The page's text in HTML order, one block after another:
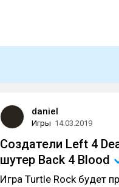
daniel
Игры 14.03.2019
Создатели Left 4
шутер Back 4 Blood
Игра Turtle Rock будет